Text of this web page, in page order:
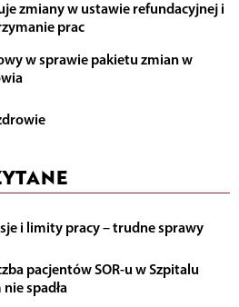
zmiany w ustawie refundacyjnej i
prac
w sprawie pakietu zmian w
i limity pracy – trudne sprawy
pacjentów SOR-u w Szpitalu
spadła